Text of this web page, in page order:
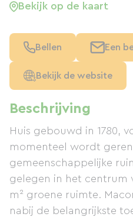
Beschrijving
Huis gebouwd in 1780,
momenteel wordt
gemeenschappelijke
gelegen in het centrum
m² groene ruimte.
nabij de belangrijkste
Bekijk op de kaart
Bellen Een
Bekijk de website